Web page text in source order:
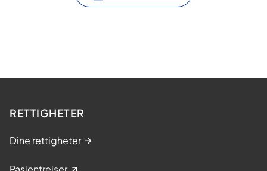
RETTIGHETER
Dine rettigheter